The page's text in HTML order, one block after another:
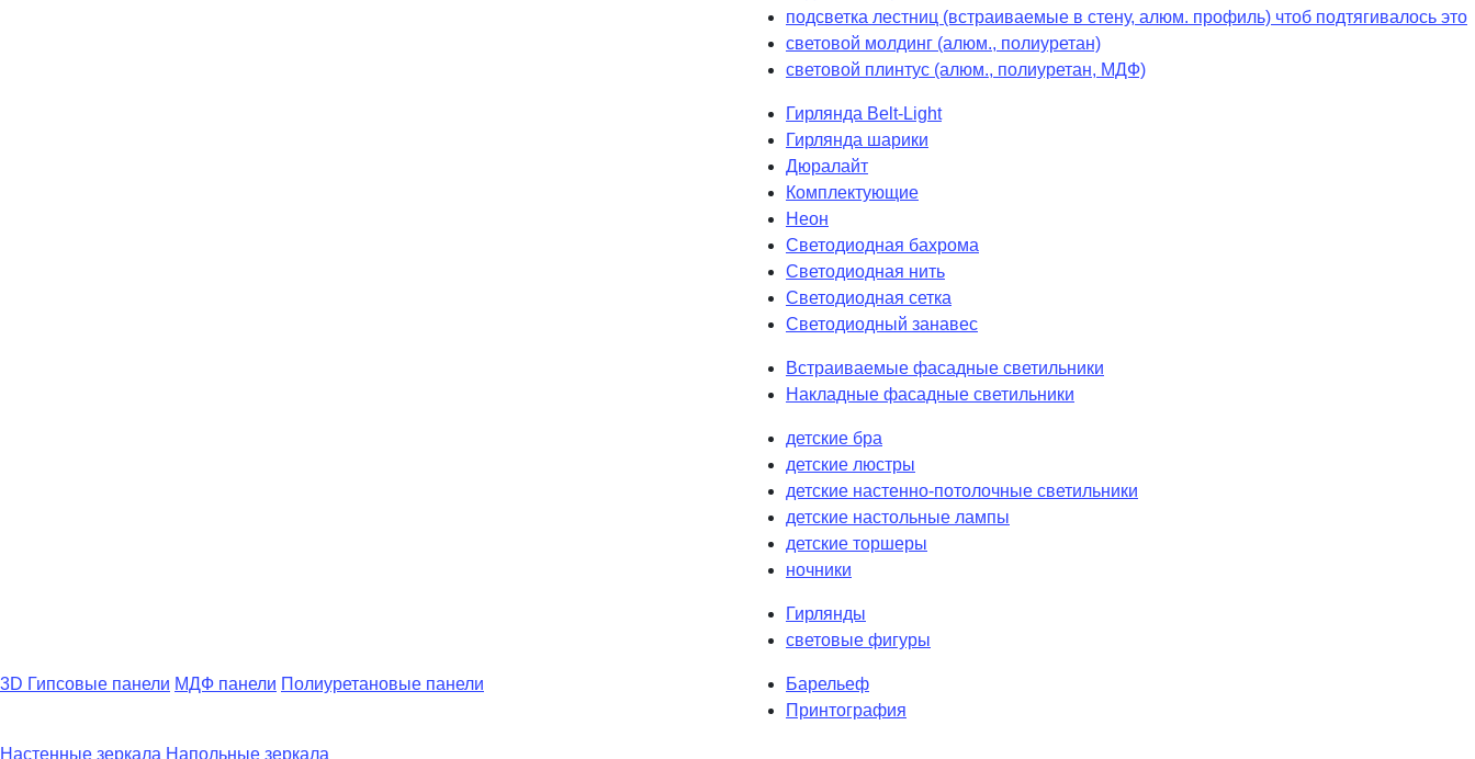
подсветка лестниц (встраиваемые в стену, алюм. профиль) чтоб подтягивалось это
световой молдинг (алюм., полиуретан)
световой плинтус (алюм., полиуретан, МДФ)
Гирлянда Belt-Light
Гирлянда шарики
Дюралайт
Комплектующие
Неон
Светодиодная бахрома
Светодиодная нить
Светодиодная сетка
Светодиодный занавес
Встраиваемые фасадные светильники
Накладные фасадные светильники
детские бра
детские люстры
детские настенно-потолочные светильники
детские настольные лампы
детские торшеры
ночники
Гирлянды
световые фигуры
3D Гипсовые панели МДФ панели Полиуретановые панели
Барельеф
Принтография
Настенные зеркала Напольные зеркала